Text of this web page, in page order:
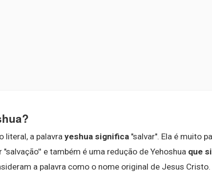
literal, a palavrayeshua significa "salvar". Ela é muito
e também é uma redução de Yehoshua que
a palavra como o nome original de Jesus Cristo.